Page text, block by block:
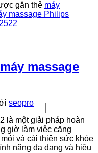
gắn thẻ máy
massage Philips
massage
seopro
là một giải pháp hoàn
giờ làm việc căng
và cải thiện sức khỏe
năng đa dạng và hiệu